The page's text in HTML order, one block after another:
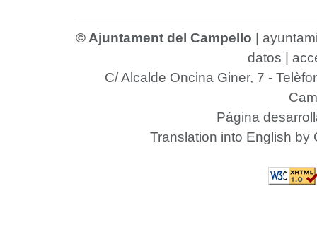
© Ajuntament del Campello
datos
C/ Alcalde Oncina Giner, 7 -
Página
Translation into English by